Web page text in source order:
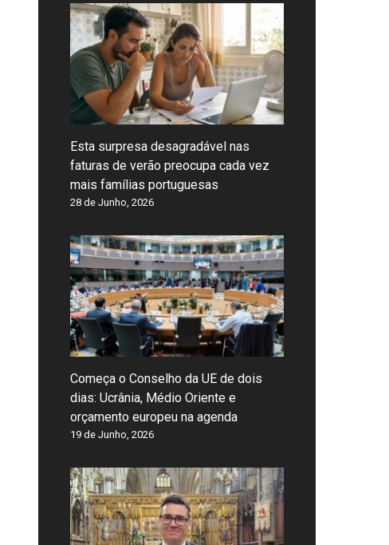
Esta surpresa desagradável nas
faturas de verão preocupa cada vez
mais famílias portuguesas
28 de Junho, 2026
Começa o Conselho da UE de dois
dias: Ucrânia, Médio Oriente e
orçamento europeu na agenda
19 de Junho, 2026